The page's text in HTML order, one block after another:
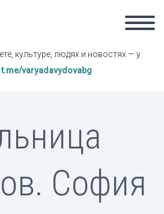
культуре, людях и новостях — у
t.me/varyadavydovabg
София